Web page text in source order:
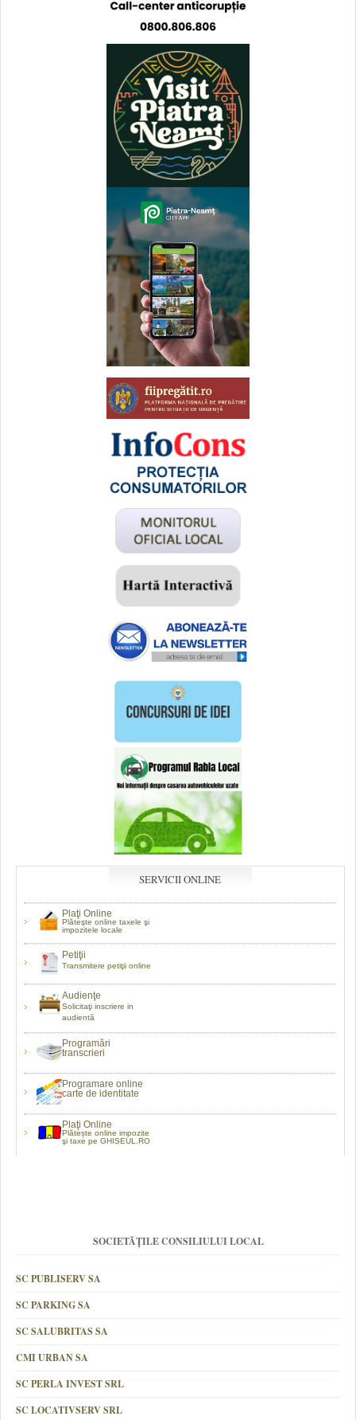
SERVICII ONLINE
Plaţi Online
Plăteşte online taxele şi
impozitele locale
Petiţii
Transmitere petiţii online
Audienţe
Solicitaţi inscriere in
audientă
Programări
transcrieri
Programare online
carte de identitate
Plaţi Online
Plătește online impozite
şi taxe pe GHISEUL.RO
SOCIETĂȚILE CONSILIULUI LOCAL
SC PUBLISERV SA
SC PARKING SA
SC SALUBRITAS SA
CMI URBAN SA
SC PERLA INVEST SRL
SC LOCATIVSERV SRL